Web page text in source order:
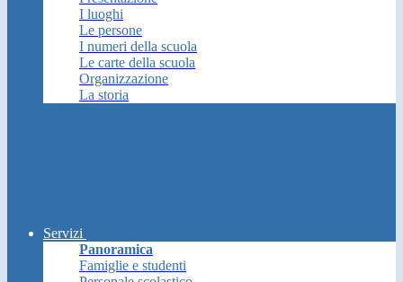
I luoghi
Le persone
I numeri della scuola
Le carte della scuola
Organizzazione
La storia
Servizi
Panoramica
Famiglie e studenti